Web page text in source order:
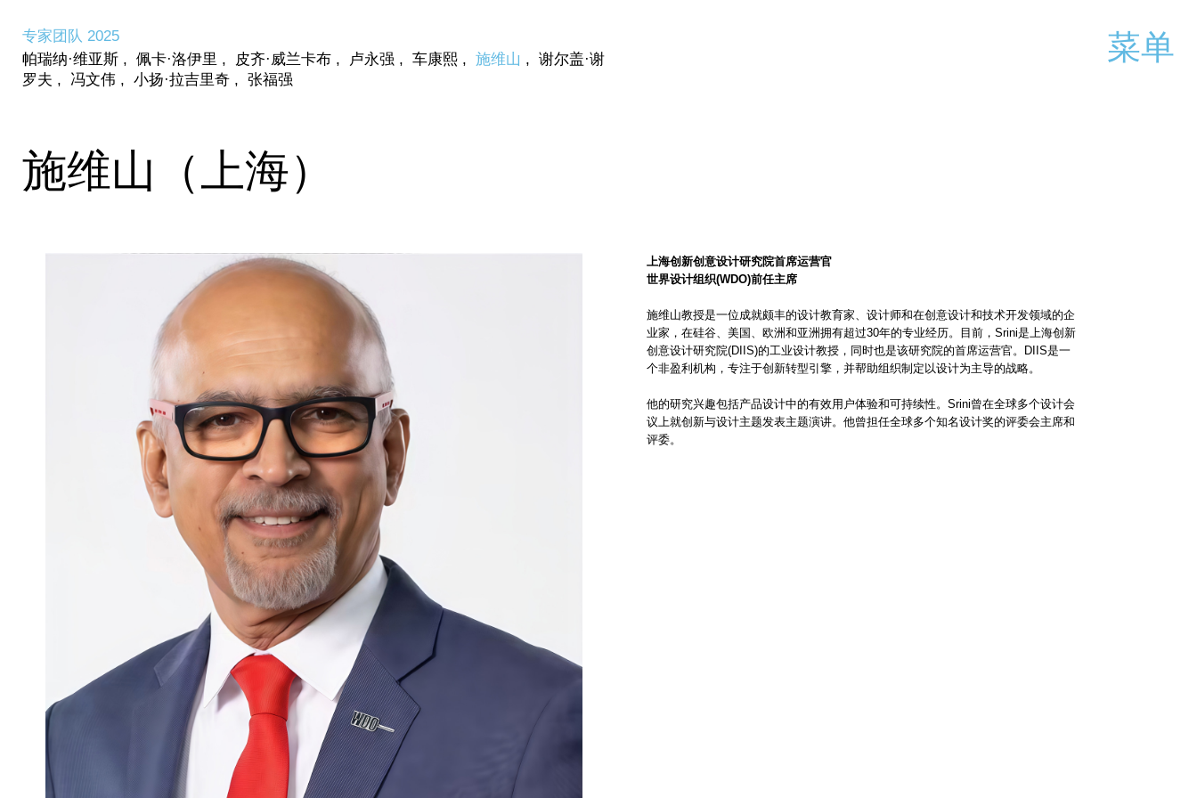
菜单
专家团队 2025
帕瑞纳·维亚斯 ,佩卡·洛伊里 , 皮齐·威兰卡布 , 卢永强 ,车康熙 ,施维山 ,谢尔盖·谢
罗夫 , 冯文伟 ,小扬·拉吉里奇 ,张福强
施维山（上海）
上海创新创意设计研究院首席运营官
世界设计组织(WDO)前任主席
施维山教授是一位成就颇丰的设计教育家、设计师和在创意设计和技术开发领域的企
业家，在硅谷、美国、欧洲和亚洲拥有超过30年的专业经历。目前，Srini是上海创新
创意设计研究院(DIIS)的工业设计教授，同时也是该研究院的首席运营官。DIIS是一
个非盈利机构，专注于创新转型引擎，并帮助组织制定以设计为主导的战略。
他的研究兴趣包括产品设计中的有效用户体验和可持续性。Srini曾在全球多个设计会
议上就创新与设计主题发表主题演讲。他曾担任全球多个知名设计奖的评委会主席和
评委。